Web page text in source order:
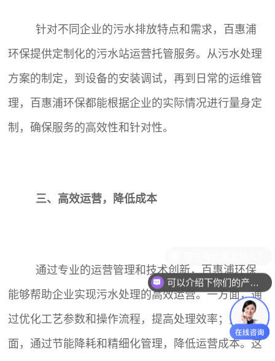
针对不同企业的污水排放特点和需求，百惠浦
环保提供定制化的污水站运营托管服务。从污水处理
方案的制定，到设备的安装调试，再到日常的运维管
理，百惠浦环保都能根据企业的实际情况进行量身定
制，确保服务的高效性和针对性。
三、高效运营，降低成本
通过专业的运营管理和技术创新，百惠浦环保
能够帮助企业实现污水处理的高效运营。一方面，通
过优化工艺参数和操作流程，提高处理效率；另一方
面，通过节能降耗和精细化管理，降低运营成本。这
可以介绍下你们的产品么？